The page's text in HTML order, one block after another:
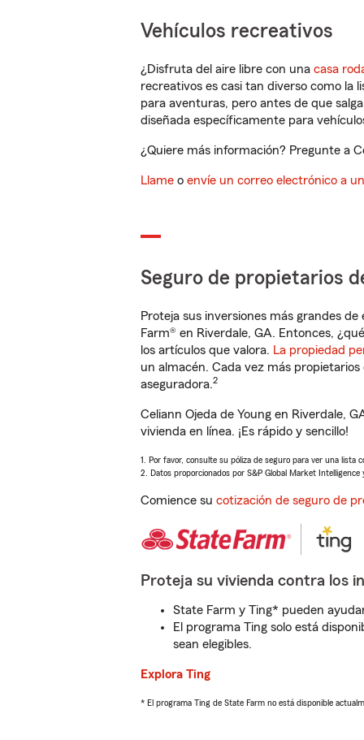
Vehículos recreativos
¿Disfruta del aire libre con una casa
recreativos es casi tan diverso como la
para aventuras, pero antes de que
diseñada específicamente para
¿Quiere más información? Pregunte a
Llame o envíe un correo electrónico a
Seguro de propietarios
Proteja sus inversiones más grandes
Farm® en Riverdale, GA. Entonces,
los artículos que valora. La propiedad
un almacén. Cada vez más
aseguradora.2
Celiann Ojeda de Young en Riverdale,
vivienda en línea. ¡Es rápido y sencillo!
1. Por favor, consulte su póliza de seguro para ver una lista
2. Datos proporcionados por S&P Global Market Intelligence
Comience su cotización de seguro de
Proteja su vivienda contra los
State Farm y Ting* pueden
El programa Ting solo está
sean elegibles.
Explora Ting
* El programa Ting de State Farm no está disponible